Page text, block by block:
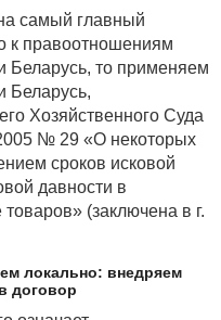
затрат по
(работ, услуг),
при исчислении
размерах, при
Республики
страховых взносах
расходов,
самый главный
к правоотношениям
Беларусь, то применяем
Беларусь,
Хозяйственного Суда
№ 29 «О некоторых
сроков исковой
давности в
(заключена в г.
локально: внедряем
договор